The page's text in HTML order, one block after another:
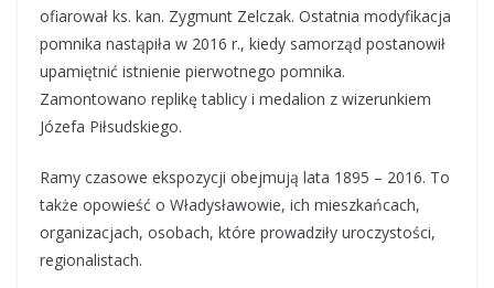
ofiarował ks. kan. Zygmunt Zelczak. Ostatnia modyfikacja
pomnika nastąpiła w 2016 r., kiedy samorząd postanowił
upamiętnić istnienie pierwotnego pomnika.
Zamontowano replikę tablicy i medalion z wizerunkiem
Józefa Piłsudskiego.
Ramy czasowe ekspozycji obejmują lata 1895 – 2016. To
także opowieść o Władysławowie, ich mieszkańcach,
organizacjach, osobach, które prowadziły uroczystości,
regionalistach.